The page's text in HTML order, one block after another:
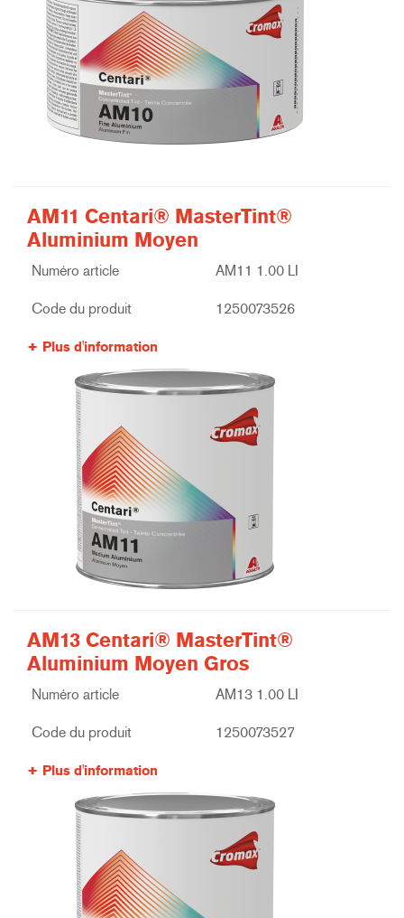
AM11 Centari® MasterTint®
Aluminium Moyen
Numéro article AM11 1.00 LI
Code du produit 1250073526
Plus d'information
AM13 Centari® MasterTint®
Aluminium Moyen Gros
Numéro article AM13 1.00 LI
Code du produit 1250073527
Plus d'information